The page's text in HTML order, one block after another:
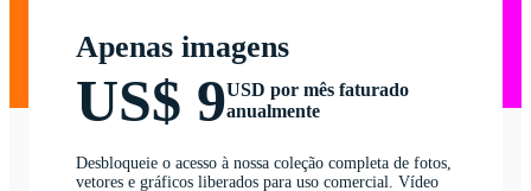
Apenas imagens
US$ 9USD por mês faturado
anualmente
Desbloqueie o acesso à nossa coleção completa de fotos,
vetores e gráficos liberados para uso comercial. Vídeo